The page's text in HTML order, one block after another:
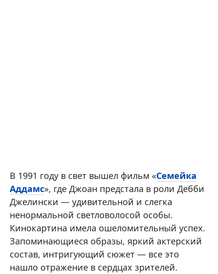
В 1991 году в свет вышел фильм «Семейка
Аддамс», где Джоан предстала в роли Дебби
Джелински — удивительной и слегка
ненормальной светловолосой особы.
Кинокартина имела ошеломительный успех.
Запоминающиеся образы, яркий актерский
состав, интригующий сюжет — все это
нашло отражение в сердцах зрителей.